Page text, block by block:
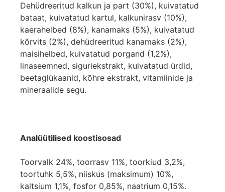
Dehüdreeritud kalkun ja part (30%), kuivatatud
bataat, kuivatatud kartul, kalkunirasv (10%),
kaerahelbed (8%), kanamaks (5%), kuivatatud
kõrvits (2%), dehüdreeritud kanamaks (2%),
maisihelbed, kuivatatud porgand (1,2%),
linaseemned, siguriekstrakt, kuivatatud ürdid,
beetaglükaanid, kõhre ekstrakt, vitamiinide ja
mineraalide segu.
Analüütilised koostisosad
Toorvalk 24%, toorrasv 11%, toorkiud 3,2%,
toortuhk 5,5%, niiskus (maksimum) 10%,
kaltsium 1,1%, fosfor 0,85%, naatrium 0,15%.